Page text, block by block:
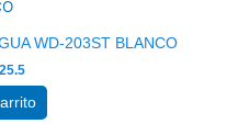
WD-203ST BLANCO